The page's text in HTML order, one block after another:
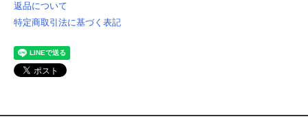
返品について
特定商取引法に基づく表記